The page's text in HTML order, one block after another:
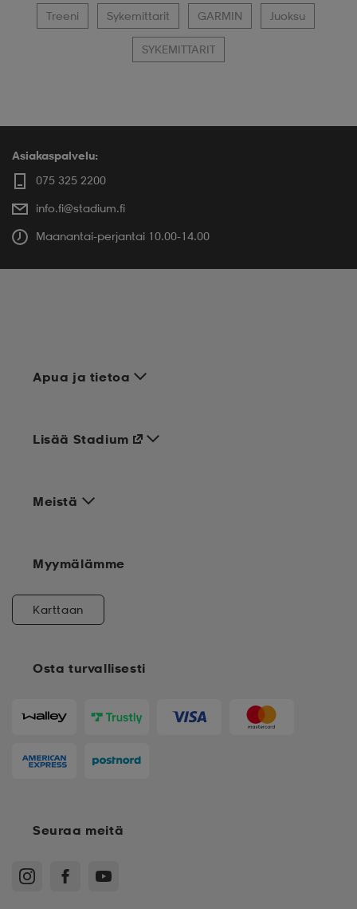
Treeni Sykemittarit GARMIN Juoksu
SYKEMITTARIT
Asiakaspalvelu:
075 325 2200
info.fi@stadium.fi
Maanantai-perjantai 10.00-14.00
Apua ja tietoa
Meistä
Osta turvallisesti
Lisää Stadium
Myymälämme
Karttaan
Seuraa meitä